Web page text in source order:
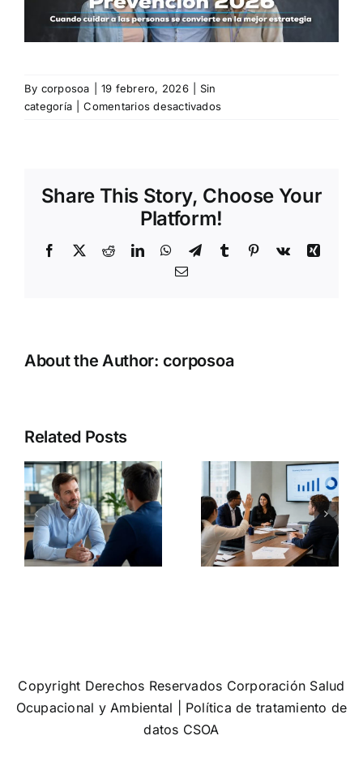
By corposoa 19 febrero, 2026
Sin
categoría
Comentarios desactivadosen
las
empresas
seguras
Share This Story, Choose Your
Platform!
Facebook
X RedditLinkedInWhatsApp
TelegramTumblr Pinterest
Vk
Xing
Email
About the Author: corposoa
Related PostsDiversidad
e inclusión:
el error que
muchas
empresas
siguen
cometiendo
que tu
empresa
sea segura:
3
problemas
Copyright Derechos Reservados Corporación Salud
Ocupacional y Ambiental | Política de tratamiento de
datos CSOA